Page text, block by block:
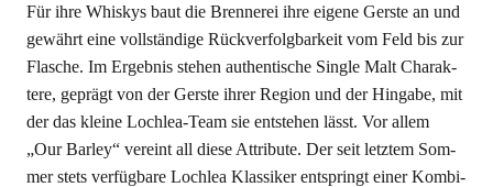
Für ihre Whis­kys baut die Bren­ne­rei ihre eige­ne Gers­te an und
gewährt eine voll­stän­di­ge Rück­ver­folg­bar­keit vom Feld bis zur
Fla­sche. Im Ergeb­nis ste­hen authen­ti­sche Sin­gle Malt Cha­rak­
te­re, geprägt von der Gers­te ihrer Regi­on und der Hin­ga­be, mit
der das klei­ne Loch­lea-Team sie ent­ste­hen lässt. Vor allem
„Our Bar­ley“ ver­eint all die­se Attri­bu­te. Der seit letz­tem Som­
mer stets ver­füg­ba­re Loch­lea Klas­si­ker ent­springt einer Kom­bi­